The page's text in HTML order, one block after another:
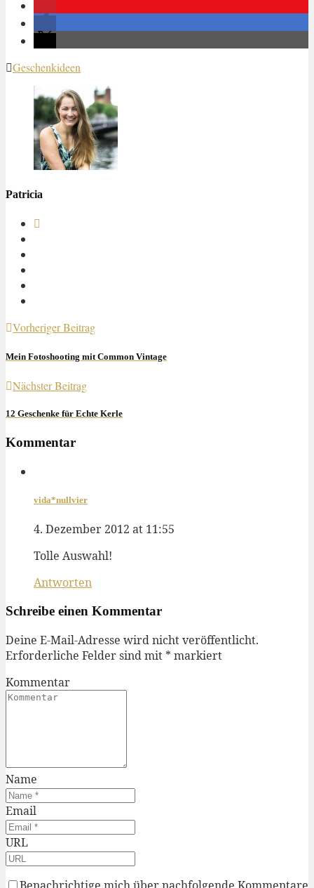
Geschenkideen
Patricia
Vorheriger Beitrag
Mein Fotoshooting mit Common Vintage
Nächster Beitrag
12 Geschenke für Echte Kerle
Kommentar
vida*nullvier
4. Dezember 2012 at 11:55
Tolle Auswahl!
Antworten
Schreibe einen Kommentar
Deine E-Mail-Adresse wird nicht veröffentlicht.
Erforderliche Felder sind mit * markiert
Kommentar
Name
Email
URL
Benachrichtige mich über nachfolgende Kommentare